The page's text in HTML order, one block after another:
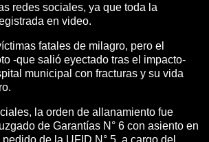
redes sociales, ya que toda la
en video.
fatales de milagro, pero el
-que salió eyectado tras el impacto-
municipal con fracturas y su vida
la orden de allanamiento fue
de Garantías N° 6 con asiento en
de la UFID N° 5, a cargo del